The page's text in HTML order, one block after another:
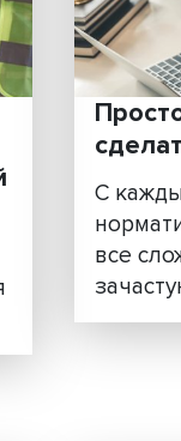
новых